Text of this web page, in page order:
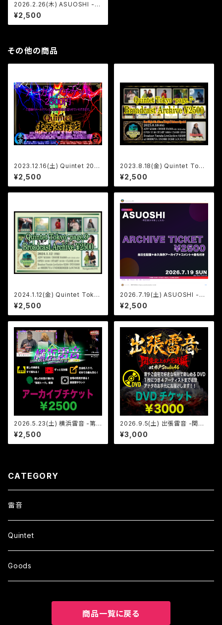
2026.2.26(木) ASUOSHI -明
日誰かの推しになる- Episod
e.1 アーカイブチケット
¥2,500
その他の商品
2023.12.16(土) Quintet 202
3 Final -東西対抗戦-アーカイ
ブチケット
¥2,500
2023.8.18(金) Quintet Toky
o -Page.7- アーカイブチケッ
ト
¥2,500
2024.1.12(金) Quintet Toky
o -Page.9- アーカイブチケッ
ト
¥2,500
2026.7.19(土) ASUOSHI -明
日誰かの推しになる- Episod
e.2 アーカイブチケット
¥2,500
2026.5.23(土) 横浜雷音 -第
¥2,500
2026.9.5(土) 出張雷音 -関東
北上水戸茨城編- アーカイブ/D
VD チケット
¥3,000
CATEGORY
雷音
Quintet
Goods
商品一覧に戻る